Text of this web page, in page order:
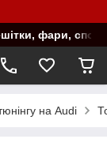
фари,
на Audi